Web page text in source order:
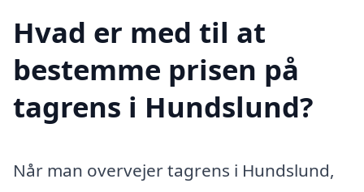
Hvad er med til at
bestemme prisen på
tagrens i Hundslund?
Når man overvejer tagrens i Hundslund,